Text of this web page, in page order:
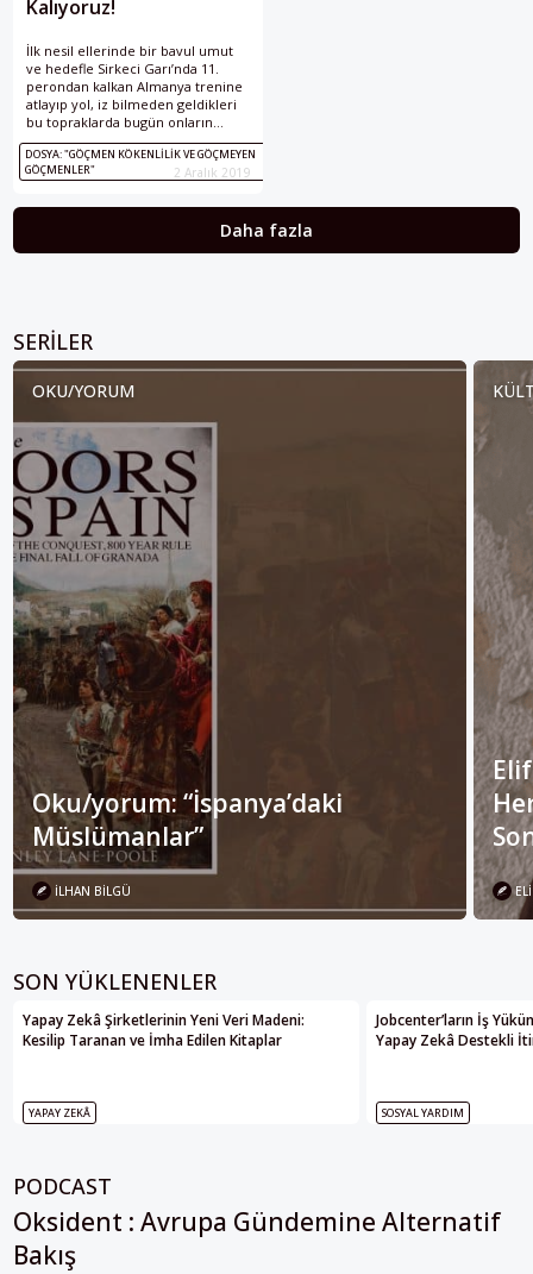
Kalıyoruz!
İlk nesil ellerinde bir bavul umut
ve hedefle Sirkeci Garı’nda 11.
perondan kalkan Almanya trenine
atlayıp yol, iz bilmeden geldikleri
bu topraklarda bugün onların
torunları kök saldı. Bu topraklarda
yuva kurdular, yaşanmışlıklar
biriktirdiler. “Almanya’da yabancı,
çıkan, Almanya’da doğup büyüyen,
okuyan, çalışan ve Almanya’yı da
DOSYA: "GÖÇMEN KÖKENLILIK VE GÖÇMEYEN
GÖÇMENLER"
2 Aralık 2019
Daha fazla
SERILER
OKU/YORUM
Oku/yorum: “İspanya’daki
Müslümanlar”
İLHAN BILGÜ
SON YÜKLENENLER
Yapay Zekâ Şirketlerinin Yeni Veri Madeni:
Kesilip Taranan ve İmha Edilen Kitaplar
YAPAY ZEKÂ
Jobcenter’ların İş
Yapay Zekâ Destekli
SOSYAL YARDIM
PODCAST
Oksident : Avrupa Gündemine Alternatif
Bakış